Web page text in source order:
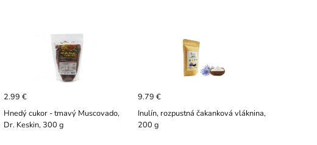
2.99 €
Hnedý cukor - tmavý Muscovado,
Dr. Keskin, 300 g
9.79 €
Inulín, rozpustná čakanková vláknina,
200 g